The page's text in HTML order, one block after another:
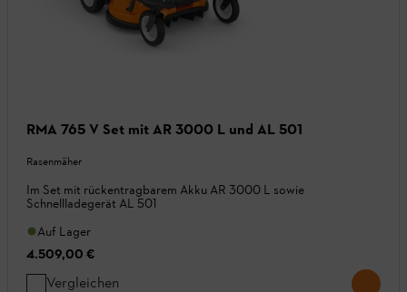
RMA 765 V Set mit AR 3000 L und AL 501
Rasenmäher
Im Set mit rückentragbarem Akku AR 3000 L sowie
Schnellladegerät AL 501
Auf Lager
4.509,00 €
Vergleichen